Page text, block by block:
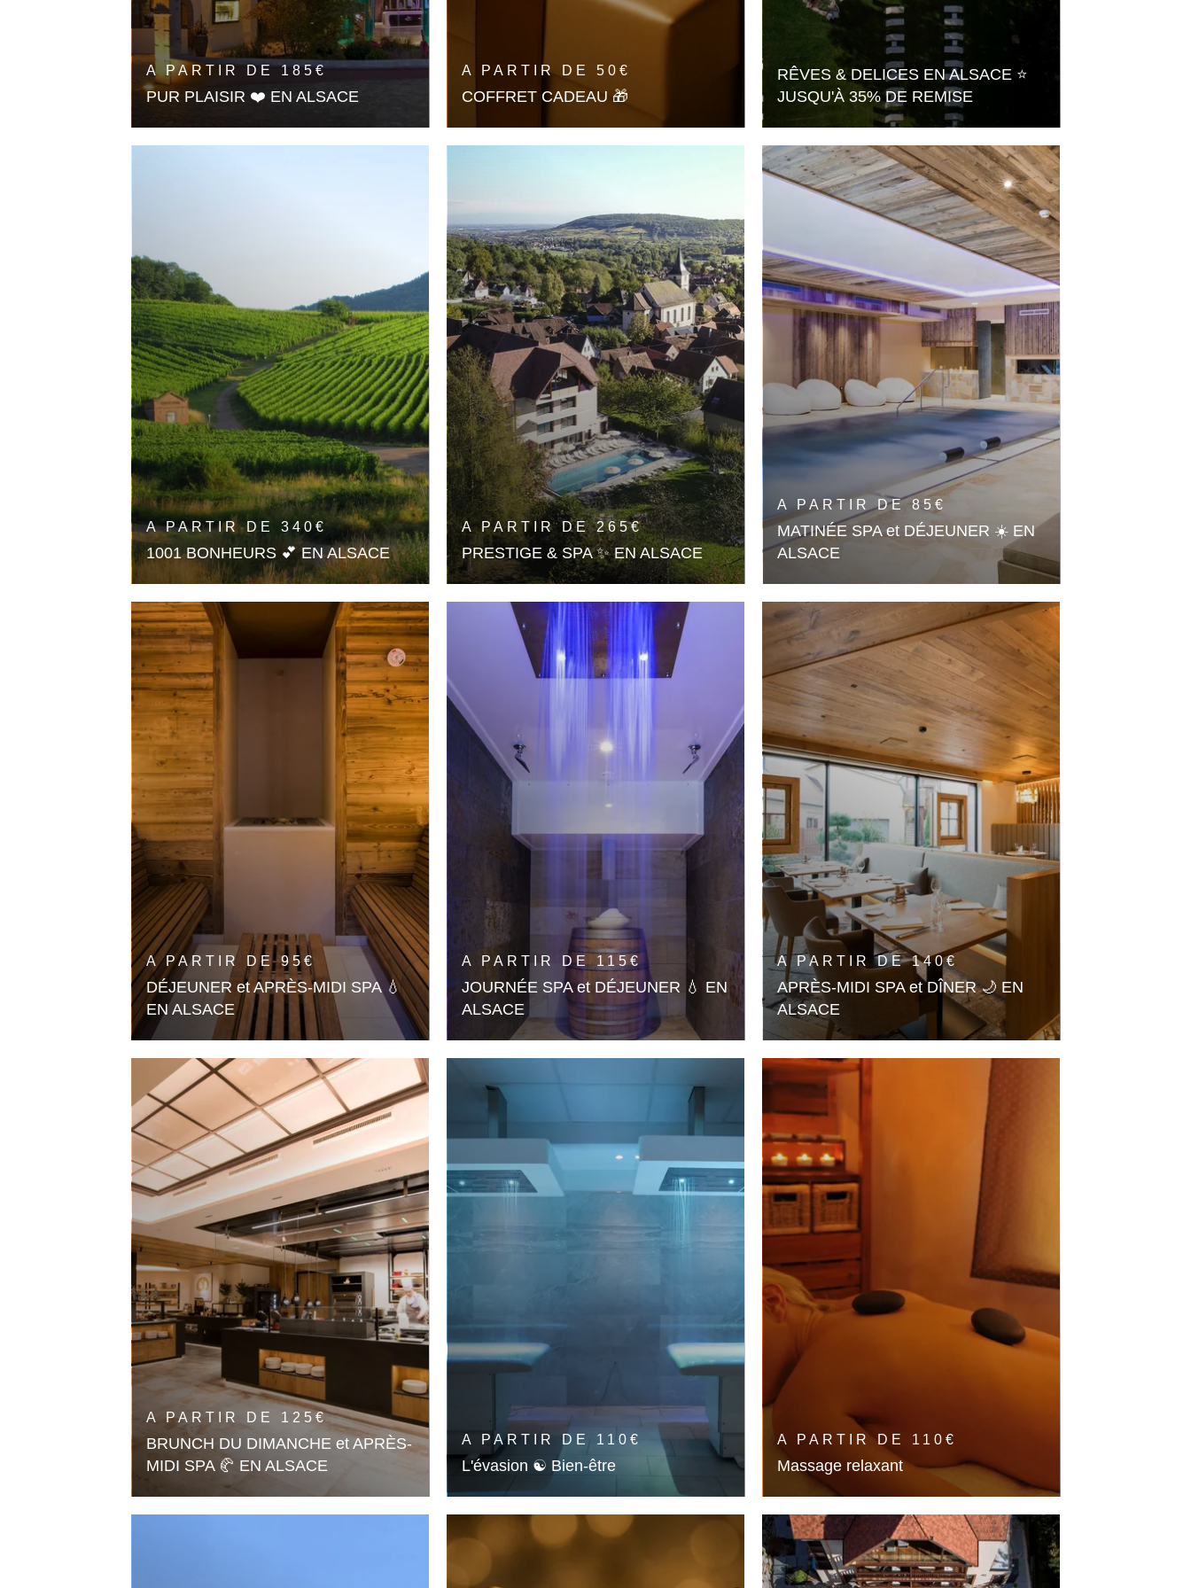
PUR PLAISIR ❤️ EN ALSACE
A PARTIR DE 185€
COFFRET CADEAU 🎁
A PARTIR DE 50 €
RÊVES & DELICES EN ALSACE ⭐️
JUSQU'À 35% DE REMISE
-35% pour6 - 7 Nuits ou +
En savoir plus
1001 BONHEURS 💕 EN ALSACE
A PARTIR DE 340 €
En savoir plus
🎁 OFFRIR
PRESTIGE & SPA ✨ EN ALSACE
A PARTIR DE 265€
En savoir plus
MATINÉE SPA et DÉJEUNER ☀️ EN
ALSACE
A PARTIR DE 85 €
Déjeuner convivial
En savoir plus
🎁 OFFRIR
DÉJEUNER et APRÈS-MIDI SPA 💧
EN ALSACE
A PARTIR DE 95€
après-midi détente au Spa
En savoir plus
🎁 OFFRIR
JOURNÉE SPA et DÉJEUNER 💧 EN
ALSACE
A PARTIR DE 115 €
déjeuner
En savoir plus
🎁 OFFRIR
APRÈS-MIDI SPA et DÎNER 🌙 EN
ALSACE
A PARTIR DE 140€
palais
En savoir plus
🎁 OFFRIR
BRUNCH DU DIMANCHE et APRÈS-
MIDI SPA 🥐 EN ALSACE
A PARTIR DE 125 €
L'évasion ☯︎ Bien-être
A PARTIR DE 110 €
Massage relaxant
A PARTIR DE 110 €
En savoir plus
RÉSERVER UNE CHAMBRE
(SANS BON CADEAU)
RÉSERVER UNE CHAMBRE
(AVEC BON CADEAU)
RÉSERVER UN DAY SPA
RÉSERVER UNE TABLE